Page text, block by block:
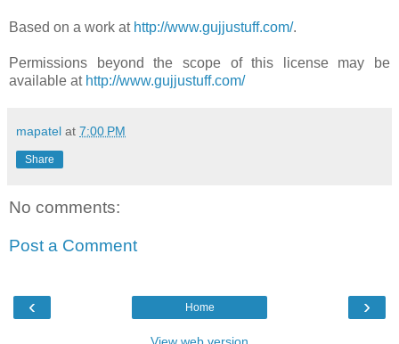
Based on a work at http://www.gujjustuff.com/.
Permissions beyond the scope of this license may be
available at http://www.gujjustuff.com/
mapatel at 7:00 PM
Share
No comments:
Post a Comment
‹ ›
Home
View web version